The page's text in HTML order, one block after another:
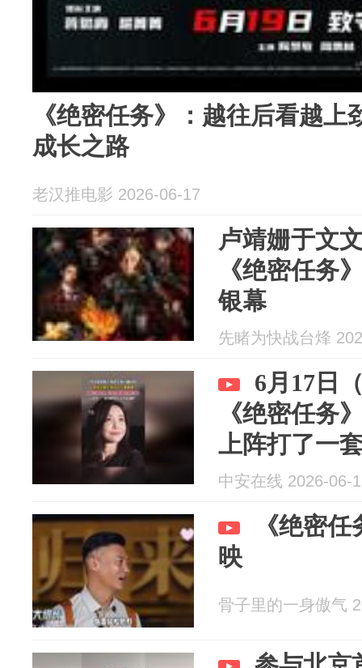
《绝密任务》：越往后看越
成长之路
老汉推电影 2026-06-17
卢靖姗于文
《绝密任务
银幕
先睹为快战台烽
6月17日
《绝密任务
上阵打了一
表情，从微
中安在线 2026-06-
《绝密
映
骨子里的一身傲气